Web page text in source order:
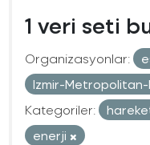
1 veri seti
Organizasyonlar:
Izmir-
Kategoriler:
enerji